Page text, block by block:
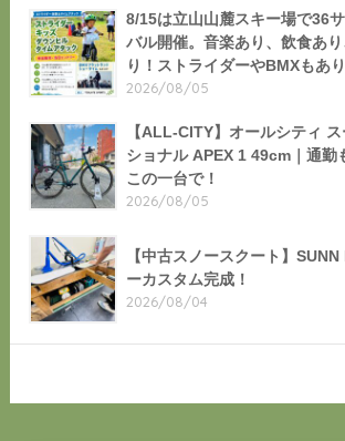
8/15は立山山麓スキー場で36
バル開催。音楽あり、飲食あ
り！ストライダーやBMXもあり
2026/08/05
【ALL-CITY】オールシティ
ショナル APEX 1 49cm｜通勤
この一台で！
2026/08/05
【中古スノースクート】
ーカスタム完成！
2026/08/04